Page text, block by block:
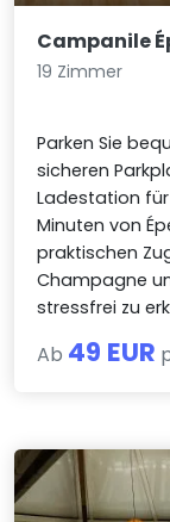
Campanile
19 Zimmer
Parken Sie
sicheren
Ladestation
Minuten von
praktischen
Champagne
stressfrei zu
Ab 49 EUR